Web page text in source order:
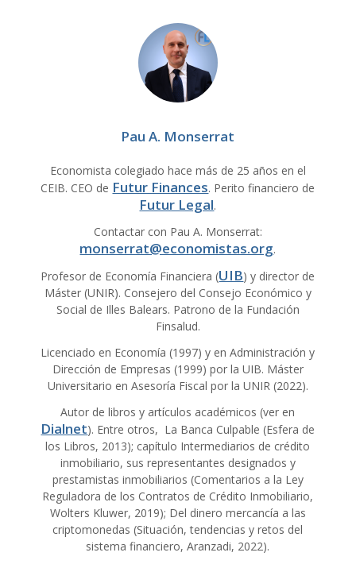
Pau A. Monserrat
Economista colegiado hace más de 25 años en el
CEIB. CEO de Futur Finances. Perito financiero de
Futur Legal.
Contactar con Pau A. Monserrat:
monserrat@economistas.org.
Profesor de Economía Financiera (UIB) y director de
Máster (UNIR). Consejero del Consejo Económico y
Social de Illes Balears. Patrono de la Fundación
Finsalud.
Licenciado en Economía (1997) y en Administración y
Dirección de Empresas (1999) por la UIB. Máster
Universitario en Asesoría Fiscal por la UNIR (2022).
Autor de libros y artículos académicos (ver en
Dialnet). Entre otros, La Banca Culpable (Esfera de
los Libros, 2013); capítulo Intermediarios de crédito
inmobiliario, sus representantes designados y
prestamistas inmobiliarios (Comentarios a la Ley
Reguladora de los Contratos de Crédito Inmobiliario,
Wolters Kluwer, 2019); Del dinero mercancía a las
criptomonedas (Situación, tendencias y retos del
sistema financiero, Aranzadi, 2022).